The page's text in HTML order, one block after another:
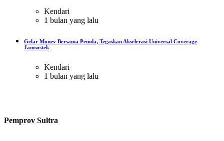
Kendari
1 bulan yang lalu
Gelar Monev Bersama Pemda, Tegaskan Akselerasi Universal Coverage
Jamsostek
Kendari
1 bulan yang lalu
Pemprov Sultra